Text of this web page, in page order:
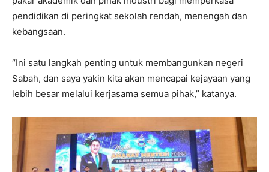
pendidikan di peringkat sekolah rendah, menengah dan
kebangsaan.
“Ini satu langkah penting untuk membangunkan negeri
Sabah, dan saya yakin kita akan mencapai kejayaan yang
lebih besar melalui kerjasama semua pihak,” katanya.